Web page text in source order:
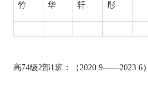
竹
华
轩
彤
高74级2部1班：（2020.9——2023.6）